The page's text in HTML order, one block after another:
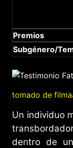
Premios
Subgénero/
tomado de
Un individuo
dentro de